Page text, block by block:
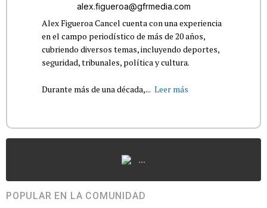
alex.figueroa@gfrmedia.com
Alex Figueroa Cancel cuenta con una experiencia
en el campo periodístico de más de 20 años,
cubriendo diversos temas, incluyendo deportes,
seguridad, tribunales, política y cultura.
Durante más de una década,... Leer más
...
POPULAR EN LA COMUNIDAD